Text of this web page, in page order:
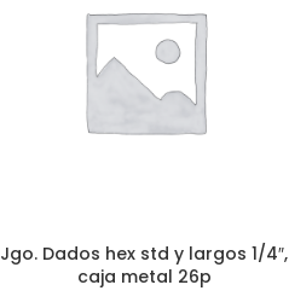
Jgo. Dados hex std y largos 1/4″,
caja metal 26p